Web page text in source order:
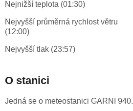
Nejnižší teplota (01:30)
Nejvyšší průměrná rychlost větru
(12:00)
Nejvyšší tlak (23:57)
O stanici
Jedná se o meteostanici GARNI 940.